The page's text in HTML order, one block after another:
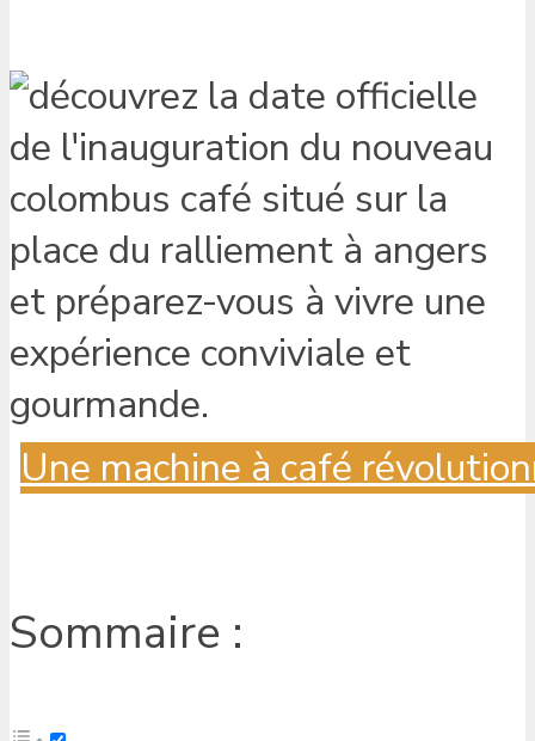
Une machine à café
Sommaire :